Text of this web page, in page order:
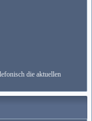
die aktuellen